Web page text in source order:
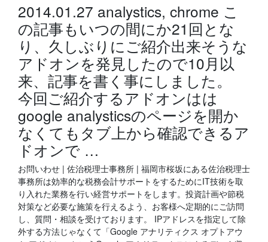
2014.01.27 analystics, chrome こ
の記事もいつの間にか21回とな
り、久しぶりにご紹介出来そうな
アドオンを発見したので10月以
来、記事を書く事にしました。
今回ご紹介するアドオンはは
google analysticsのページを開か
なくてもタブ上から確認できるア
ドオンで …
お問いわせ | 佐治税理士事務所 | 福岡市桜坂にある佐治税理士
事務所は効率的な税務会計サポートをするためにIT技術を取
り入れた業務を行い経営サポートをします。投資計画や節税
対策など必要な施策を行えるよう、お客様へ定期的にご訪問
し、質問・相談を受けております。 IPアドレスを指定して除
外する方法じゃなくて「Google アナリティクス オプトアウ